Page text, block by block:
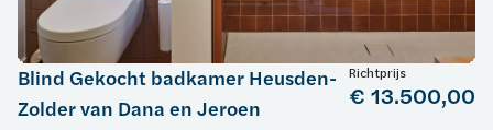
Blind Gekocht badkamer Heusden-
Zolder van Dana en Jeroen
Richtprijs
€ 13.500,00